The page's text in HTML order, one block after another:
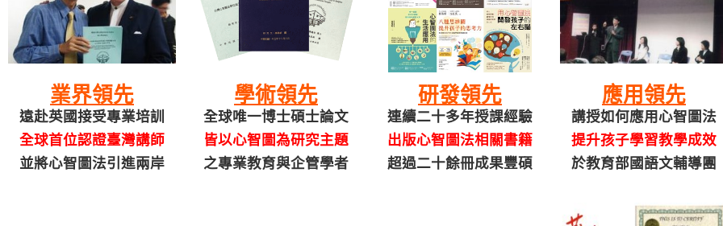
業界領先
遠赴英國接受專業培訓
全球首位認證臺灣講師
並將心智圖法引進兩岸
學術領先
全球唯一博士碩士論文
皆以心智圖為研究主題
之專業教育與企管學者
研發領先
連續二十多年授課經驗
出版心智圖法相關書籍
超過二十餘冊成果豐碩
應用領先
講授如何應用心智圖法
提升孩子學習教學成效
於教育部國語文輔導團